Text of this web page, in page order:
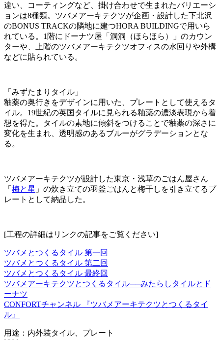
違い、コーティングなど、掛け合わせで生まれたバリエーシ
ョンは8種類。ツバメアーキテクツが企画・設計した下北沢
のBONUS TRACKの隣地に建つHORA BUILDINGで用いら
れている。1階にドーナツ屋「洞洞（ほらほら）」のカウン
ターや、上階のツバメアーキテクツオフィスの水回りや外構
などに貼られている。
「みずたまりタイル」
釉薬の奥行きをデザインに用いた、プレートとして使えるタ
イル。19世紀の英国タイルに見られる釉薬の濃淡表現から着
想を得た。タイルの素地に傾斜をつけることで釉薬の深さに
変化を生まれ、透明感のあるブルーがグラデーションとな
る。
ツバメアーキテクツが設計した東京・浅草のごはん屋さん
「 梅と星 」の炊き立ての羽釜ごはんと梅干しを引き立てるプ
レートとして納品した。
[工程の詳細はリンクの記事をご覧ください]
ツバメとつくるタイル 第一回
ツバメとつくるタイル 第二回
ツバメとつくるタイル 最終回
ツバメアーキテクツとつくるタイル──みたらしタイルとド
ーナツ
CONFORTチャンネル 『ツバメアーキテクツとつくるタイ
ル』
用途：内外装タイル、プレート